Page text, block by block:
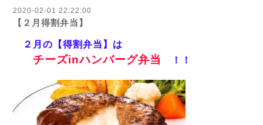
2020-02-01 22:22:00
【２月得割弁当】
２ 月の【得割弁当】は
チーズinハンバーグ弁当 ！！